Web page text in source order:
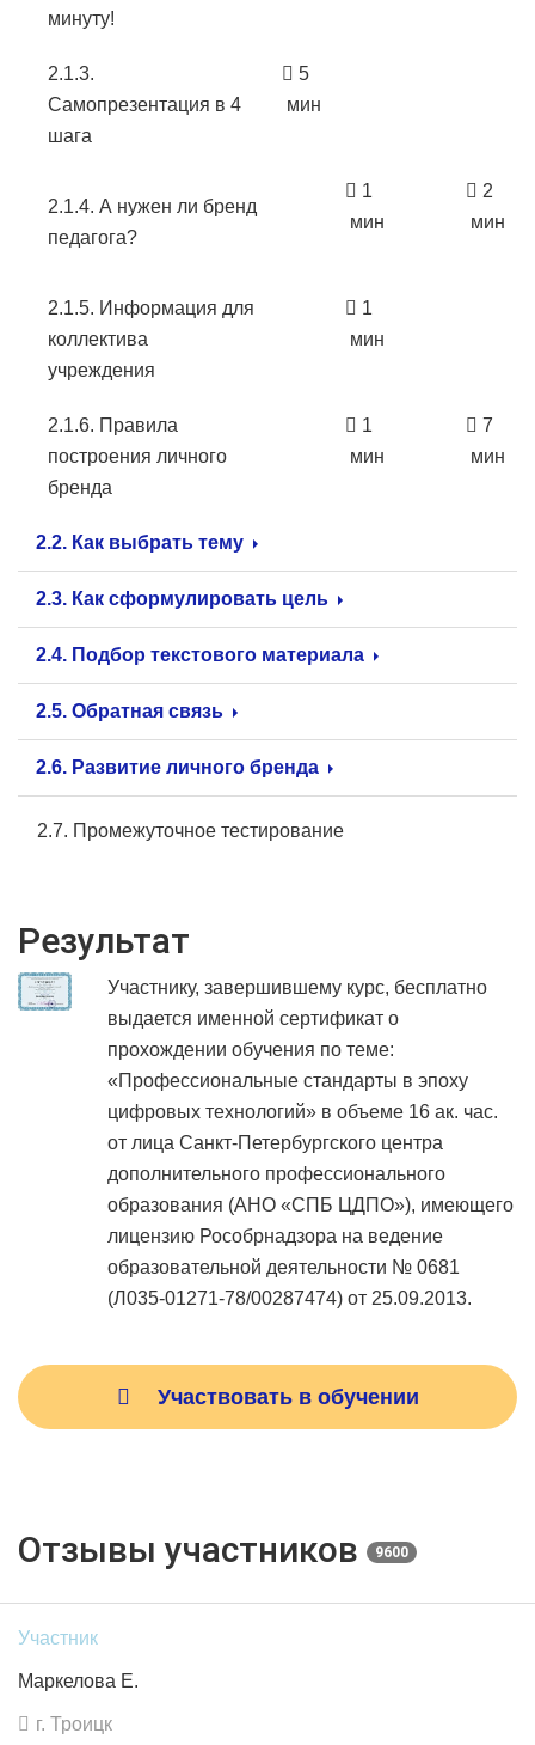
минуту!
2.1.3.
Самопрезентация в 4
шага
5
мин
2.1.4. А нужен ли бренд
педагога?
1
мин
2
мин
2.1.5. Информация для
коллектива
учреждения
1
мин
2.1.6. Правила
построения личного
бренда
1
мин
7
мин
2.2. Как выбрать тему
2.3. Как сформулировать цель
2.4. Подбор текстового материала
2.5. Обратная связь
2.6. Развитие личного бренда
2.7. Промежуточное тестирование
Результат
Участнику, завершившему курс, бесплатно
выдается именной сертификат о
прохождении обучения по теме:
«Профессиональные стандарты в эпоху
цифровых технологий» в объеме 16 ак. час.
от лица Санкт-Петербургского центра
дополнительного профессионального
образования (АНО «СПБ ЦДПО»), имеющего
лицензию Рособрнадзора на ведение
образовательной деятельности № 0681
(Л035-01271-78/00287474) от 25.09.2013.
Участвовать в обучении
Отзывы участников 9600
Участник
Маркелова Е.
г. Троицк